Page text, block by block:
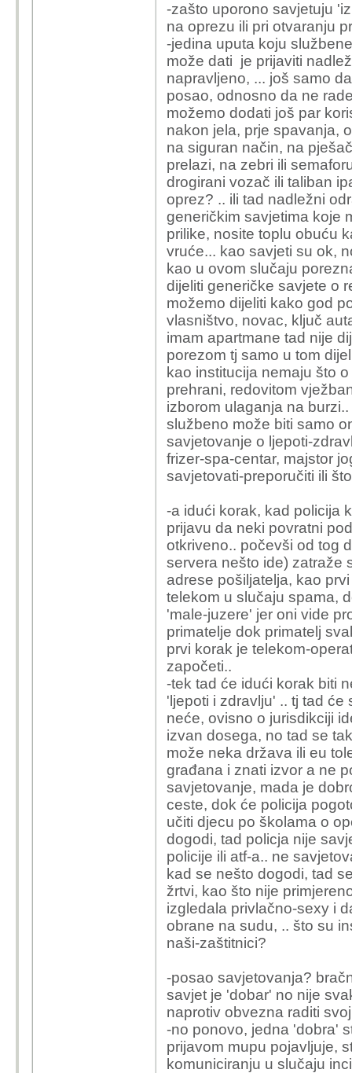
-zašto uporono savjetuju
na oprezu ili pri otvaranju
-jedina uputa koju
može dati je prijaviti
napravljeno, ... još samo
posao, odnosno da ne
možemo dodati još par
nakon jela, prje spavanja,
na siguran način, na
prelazi, na zebri ili
drogirani vozač ili taliban
oprez? .. ili tad nadležni
generičkim savjetima koje
prilike, nosite toplu obuću
vruće... kao savjeti su ok,
kao u ovom slučaju
dijeliti generičke savjete o
možemo dijeliti kako god
vlasništvo, novac, ključ
imam apartmane tad nije
porezom tj samo u tom
kao institucija nemaju što
prehrani, redovitom
izborom ulaganja na
službeno može biti samo
savjetovanje o ljepoti-
frizer-spa-centar, majstor
savjetovati-preporučiti ili
-a idući korak, kad policija
prijavu da neki povratni
otkriveno.. počevši od tog
servera nešto ide) zatraže
adrese pošiljatelja, kao
telekom u slučaju spama,
'male-juzere' jer oni vide
primatelje dok primatelj
prvi korak je telekom-
započeti..
-tek tad će idući korak biti
'ljepoti i zdravlju' .. tj tad
neće, ovisno o jurisdikciji
izvan dosega, no tad se
može neka država ili eu
građana i znati izvor a ne
savjetovanje, mada je
ceste, dok će policija
učiti djecu po školama o
dogodi, tad policja nije
policije ili atf-a.. ne
kad se nešto dogodi, tad
žrtvi, kao što nije
izgledala privlačno-sexy i
obrane na sudu, .. što su
naši-zaštitnici?
-posao savjetovanja?
savjet je 'dobar' no nije
naprotiv obvezna raditi
-no ponovo, jedna 'dobra'
prijavom mupu pojavljuje,
komuniciranju u slučaju